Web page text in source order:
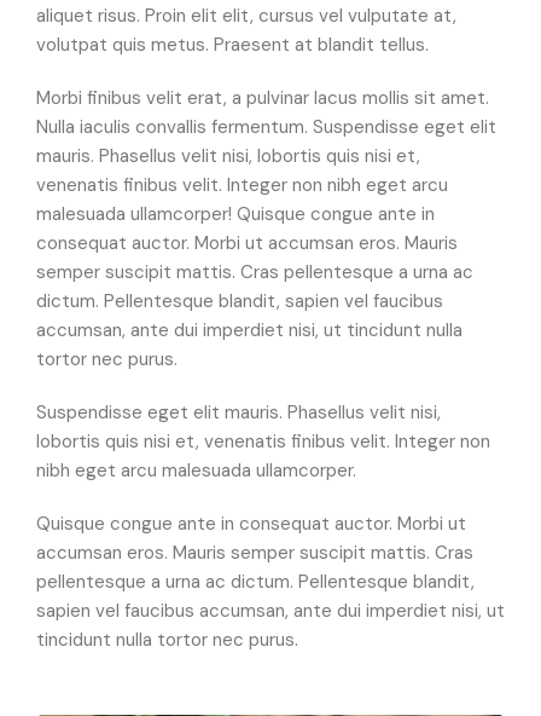
aliquet risus. Proin elit elit, cursus vel vulputate at,
volutpat quis metus. Praesent at blandit tellus.
Morbi finibus velit erat, a pulvinar lacus mollis sit amet.
Nulla iaculis convallis fermentum. Suspendisse eget elit
mauris. Phasellus velit nisi, lobortis quis nisi et,
venenatis finibus velit. Integer non nibh eget arcu
malesuada ullamcorper! Quisque congue ante in
consequat auctor. Morbi ut accumsan eros. Mauris
semper suscipit mattis. Cras pellentesque a urna ac
dictum. Pellentesque blandit, sapien vel faucibus
accumsan, ante dui imperdiet nisi, ut tincidunt nulla
tortor nec purus.
Suspendisse eget elit mauris. Phasellus velit nisi,
lobortis quis nisi et, venenatis finibus velit. Integer non
nibh eget arcu malesuada ullamcorper.
Quisque congue ante in consequat auctor. Morbi ut
accumsan eros. Mauris semper suscipit mattis. Cras
pellentesque a urna ac dictum. Pellentesque blandit,
sapien vel faucibus accumsan, ante dui imperdiet nisi, ut
tincidunt nulla tortor nec purus.